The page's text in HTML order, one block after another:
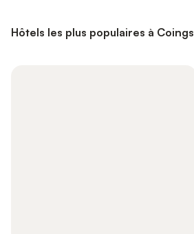
Hôtels les plus populaires à Coings